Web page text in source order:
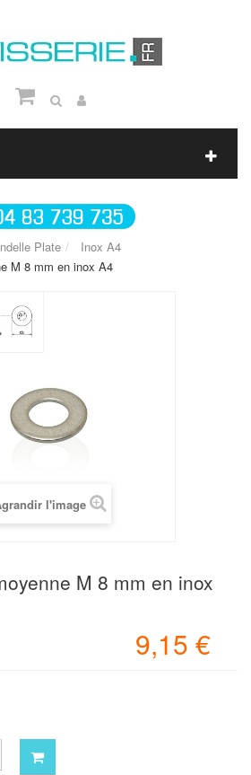
Plate
Inox A4
M 8 mm en inox A4
l'image
M 8 mm en inox
9,15 €